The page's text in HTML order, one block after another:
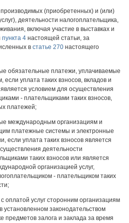
(приобретенных) и (или)
деятельности налогоплательщика,
включая участие в выставках и
пункта 4 настоящей статьи, за
в статье 270 настоящего
обязательные платежи, уплачиваемые
уплата таких взносов, вкладов и
условием для осуществления
- плательщиками таких взносов,
платежей;
международным организациям и
платежные системы и электронные
если уплата таких взносов является
деятельности
таких взносов или является
организацией услуг,
- плательщиком таких
оплатой услуг сторонним организациям
законодательством
предметов залога и заклада за время